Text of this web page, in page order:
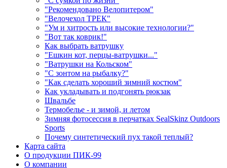
"Рекомендовано Велопитером"
"Велочехол ТРЕК"
"Ум и хитрость или высокие технологии?"
"Вот так коврик!"
Как выбрать ватрушку
"Ешкин кот, перцы-ватрушки..."
"Ватрушки на Кольском"
"С зонтом на рыбалку?"
"Как сделать хороший зимний костюм"
Как укладывать и подгонять рюкзак
Швальбе
Термобелье - и зимой, и летом
Зимняя фотосессия в перчатках SealSkinz Outdoors
Sports
Почему синтетический пух такой теплый?
Карта сайта
О продукции ПИК-99
О компании